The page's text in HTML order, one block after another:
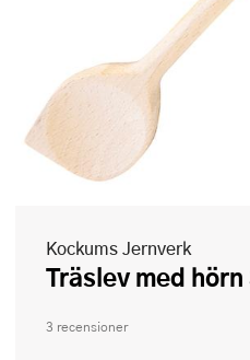
Kockums Jernverk
Träslev med
3 recensioner